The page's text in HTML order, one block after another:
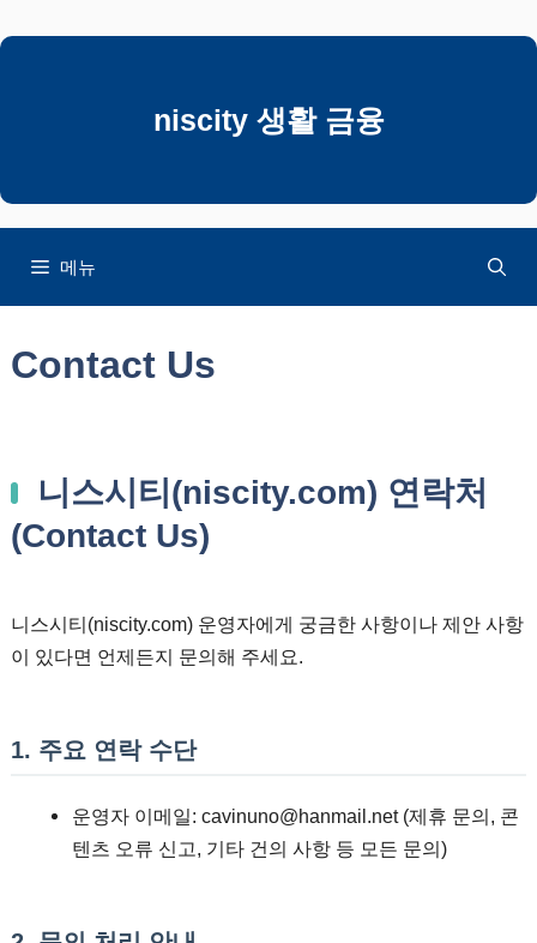
텐
뛰
niscity 생활 금융
메뉴
Contact Us
니스시티(niscity.com) 연락처
(Contact Us)
니스시티(niscity.com) 운영자에게 궁금한 사항이나 제안 사항
이 있다면 언제든지 문의해 주세요.
1. 주요 연락 수단
운영자 이메일: cavinuno@hanmail.net (제휴 문의, 콘
텐츠 오류 신고, 기타 건의 사항 등 모든 문의)